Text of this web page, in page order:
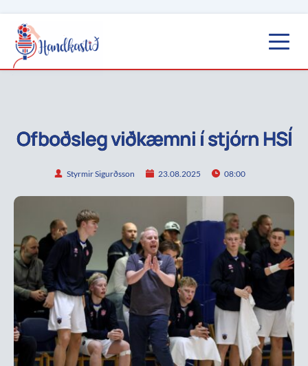
Ofboðsleg viðkæmni í stjórn HSÍ
Styrmir Sigurðsson 23.08.2025 08:00